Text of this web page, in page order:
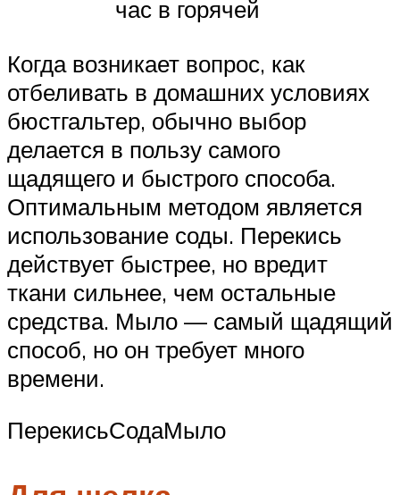
час в горячей
Когда возникает вопрос, как
отбеливать в домашних условиях
бюстгальтер, обычно выбор
делается в пользу самого
щадящего и быстрого способа.
Оптимальным методом является
использование соды. Перекись
действует быстрее, но вредит
ткани сильнее, чем остальные
средства. Мыло — самый щадящий
способ, но он требует много
времени.
ПерекисьСодаМыло